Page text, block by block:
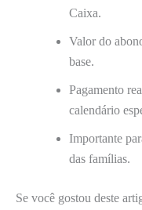
Caixa.
Valor do
base.
Pagamento
calendário
Importante
das famílias.
Se você gostou deste